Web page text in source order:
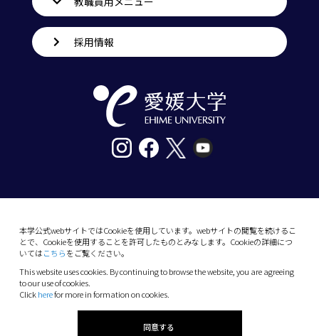
本学公式webサイトではCookieを使用しています。webサイトの閲覧を続けるこ
とで、Cookieを使用することを許可したものとみなします。Cookieの詳細につ
いてはこちらをご覧ください。
This website uses cookies. By continuing to browse the website, you are agreeing
to our use of cookies.
Clickherefor more in formation on cookies.
同意する
採用情報
10-13 Dogo-Himata, Matsuyama, Ehime 790-
Phone: +81 89-927-9000
(C) 2026 Ehime University.